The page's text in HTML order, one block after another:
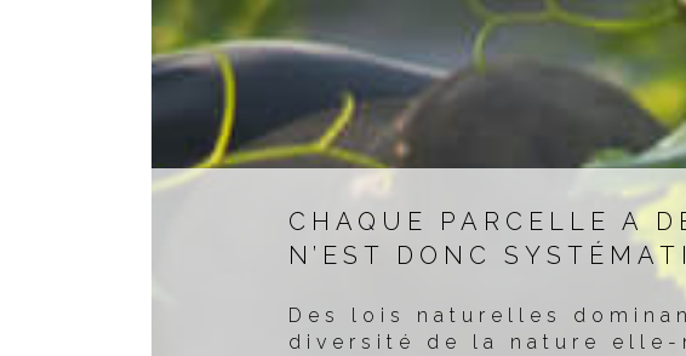
CHAQUE PARCELLE A
N’EST DONC
Des lois naturelles
diversité de la nature elle-